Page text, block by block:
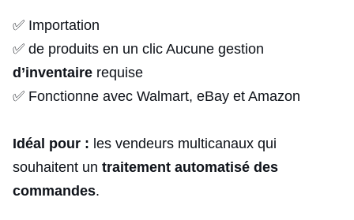
✅ Importation
✅ de produits en un clic Aucune gestion
d’inventaire requise
✅ Fonctionne avec Walmart, eBay et Amazon
Idéal pour : les vendeurs multicanaux qui
souhaitent un traitement automatisé des
commandes.